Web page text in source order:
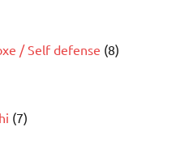
/ Self defense (8)
(7)